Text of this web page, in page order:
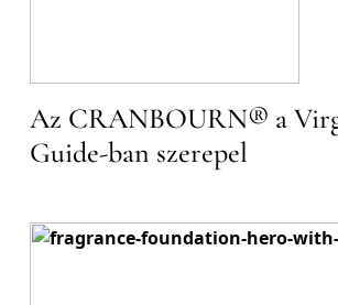
Az CRANBOURN® a
Guide-ban szerepel